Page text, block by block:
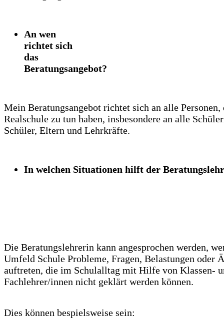
An wen
richtet sich
das
Beratungsangebot?
Mein Beratungsangebot richtet sich an alle
Realschule zu tun haben, insbesondere an alle
Schüler, Eltern und Lehrkräfte.
In welchen Situationen hilft der
Die Beratungslehrerin kann angesprochen werden,
Umfeld Schule Probleme, Fragen, Belastungen oder
auftreten, die im Schulalltag mit Hilfe von Klassen-
Fachlehrer/innen nicht geklärt werden können.
Dies können bespielsweise sein: